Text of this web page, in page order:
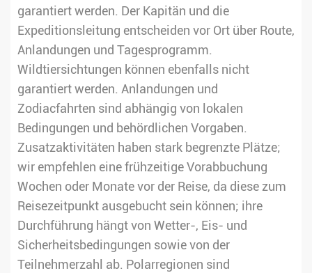
garantiert werden. Der Kapitän und die
Expeditionsleitung entscheiden vor Ort über Route,
Anlandungen und Tagesprogramm.
Wildtiersichtungen können ebenfalls nicht
garantiert werden. Anlandungen und
Zodiacfahrten sind abhängig von lokalen
Bedingungen und behördlichen Vorgaben.
Zusatzaktivitäten haben stark begrenzte Plätze;
wir empfehlen eine frühzeitige Vorabbuchung
Wochen oder Monate vor der Reise, da diese zum
Reisezeitpunkt ausgebucht sein können; ihre
Durchführung hängt von Wetter-, Eis- und
Sicherheitsbedingungen sowie von der
Teilnehmerzahl ab. Polarregionen sind